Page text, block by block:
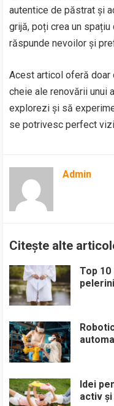
autentice de păstrat și
grijă, poți crea un
răspunde nevoilor și
Acest articol oferă
cheie ale renovării unui
explorezi și să
se potrivesc perfect
Admin
Citește alte
Top
pelerini
Idei
activ